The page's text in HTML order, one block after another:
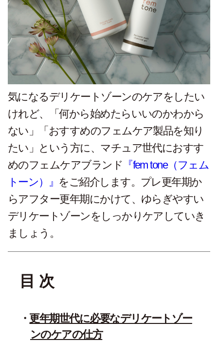
気になるデリケートゾーンのケアをしたい
けれど、「何から始めたらいいのかわから
ない」「おすすめのフェムケア製品を知り
たい」という方に、マチュア世代におすす
めのフェムケアブランド 『fem tone（フェム
トーン）』 をご紹介します。プレ更年期か
らアフター更年期にかけて、ゆらぎやすい
デリケートゾーンをしっかりケアしていき
ましょう。
目 次
更年期世代に必要なデリケートゾー
ンのケアの仕方